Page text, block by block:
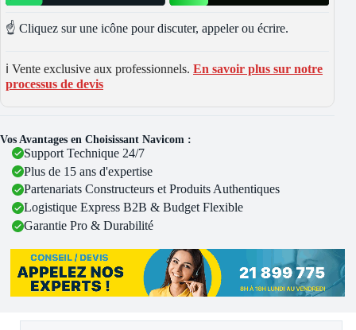
☝️ Cliquez sur une icône pour discuter, appeler ou écrire.
ℹ️ Vente exclusive aux professionnels. En savoir plus sur notre
processus de devis
Vos Avantages en Choisissant Navicom :
Support Technique 24/7
Plus de 15 ans d'expertise
Partenariats Constructeurs et Produits Authentiques
Logistique Express B2B & Budget Flexible
Garantie Pro & Durabilité